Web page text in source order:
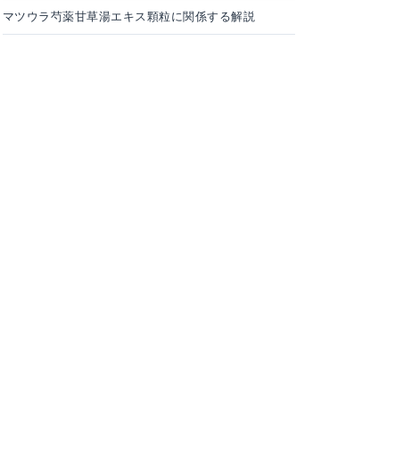
マツウラ芍薬甘草湯エキス顆粒に関係する解説